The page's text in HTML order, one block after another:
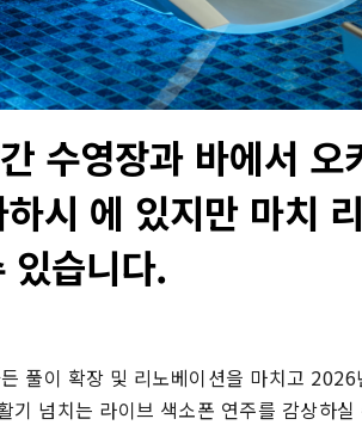
수영장과 바에서 오
시 에 있지만 마치
있습니다.
풀이 확장 및 리노베이션을 마치고
기 넘치는 라이브 색소폰 연주를 감상하